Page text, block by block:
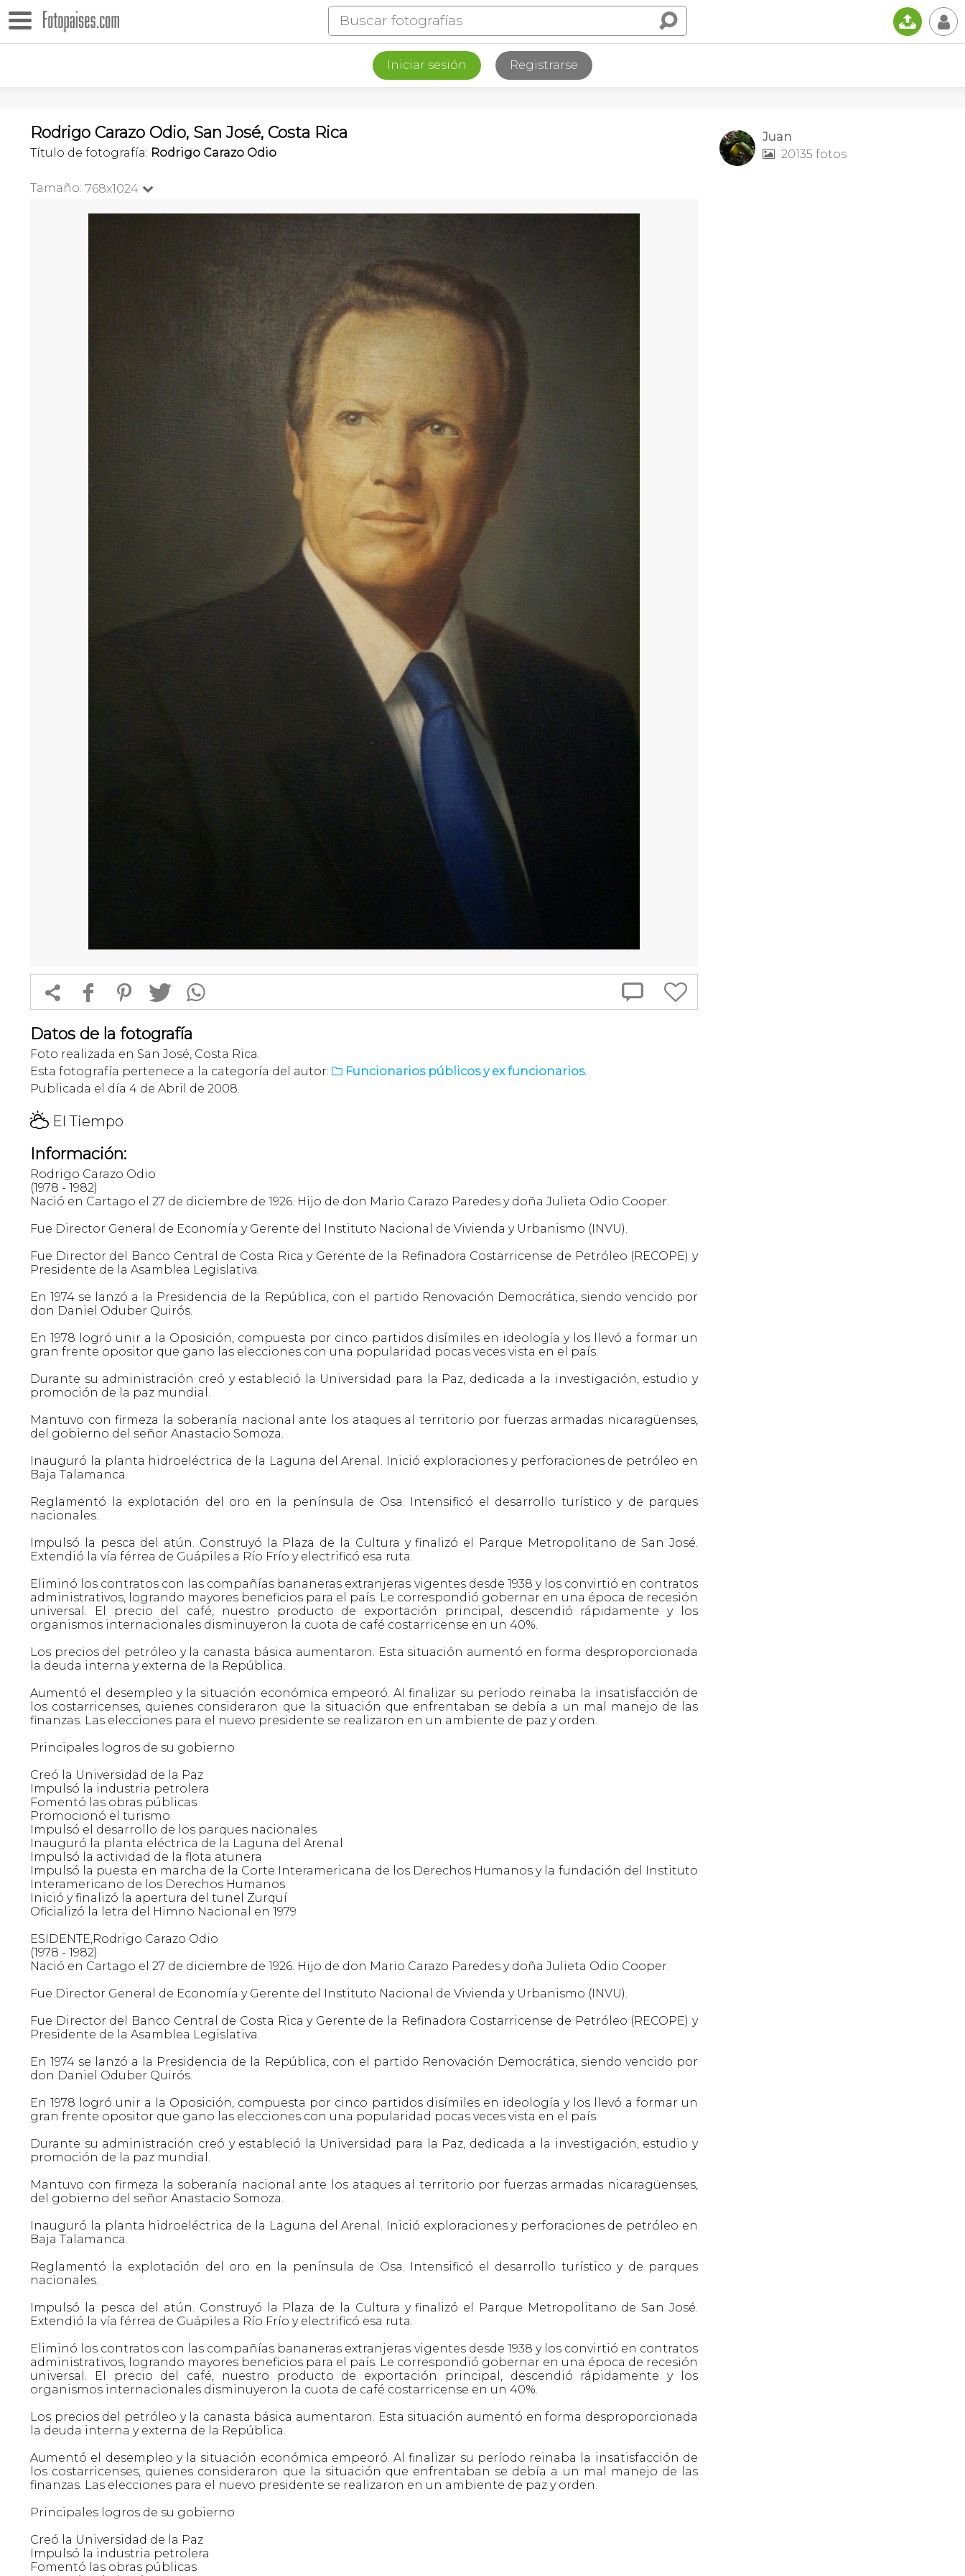
📤 👤
Iniciar sesión Registrarse
Rodrigo Carazo Odio, San José, Costa Rica
Título de fotografía: Rodrigo Carazo Odio
Tamaño: 768x1024 
 f 1 T  
Datos de la fotografía
Foto realizada en San José, Costa Rica.
Esta fotografía pertenece a la categoría del autor:  Funcionarios públicos y ex funcionarios.
Publicada el día 4 de Abril de 2008.
H El Tiempo
Información:
Rodrigo Carazo Odio
(1978 - 1982)
Nació en Cartago el 27 de diciembre de 1926. Hijo de don Mario Carazo Paredes y doña Julieta Odio Cooper.
Fue Director General de Economía y Gerente del Instituto Nacional de Vivienda y Urbanismo (INVU).
Fue Director del Banco Central de Costa Rica y Gerente de la Refinadora Costarricense de Petróleo (RECOPE) y
Presidente de la Asamblea Legislativa.
En 1974 se lanzó a la Presidencia de la República, con el partido Renovación Democrática, siendo vencido por
don Daniel Oduber Quirós.
En 1978 logró unir a la Oposición, compuesta por cinco partidos disímiles en ideología y los llevó a formar un
gran frente opositor que gano las elecciones con una popularidad pocas veces vista en el país.
Durante su administración creó y estableció la Universidad para la Paz, dedicada a la investigación, estudio y
promoción de la paz mundial.
Mantuvo con firmeza la soberanía nacional ante los ataques al territorio por fuerzas armadas nicaragüenses,
del gobierno del señor Anastacio Somoza.
Inauguró la planta hidroeléctrica de la Laguna del Arenal. Inició exploraciones y perforaciones de petróleo en
Baja Talamanca.
Reglamentó la explotación del oro en la península de Osa. Intensificó el desarrollo turístico y de parques
nacionales.
Impulsó la pesca del atún. Construyó la Plaza de la Cultura y finalizó el Parque Metropolitano de San José.
Extendió la vía férrea de Guápiles a Río Frío y electrificó esa ruta.
Eliminó los contratos con las compañías bananeras extranjeras vigentes desde 1938 y los convirtió en contratos
administrativos, logrando mayores beneficios para el país. Le correspondió gobernar en una época de recesión
universal. El precio del café, nuestro producto de exportación principal, descendió rápidamente y los
organismos internacionales disminuyeron la cuota de café costarricense en un 40%.
Los precios del petróleo y la canasta básica aumentaron. Esta situación aumentó en forma desproporcionada
la deuda interna y externa de la República.
Aumentó el desempleo y la situación económica empeoró. Al finalizar su período reinaba la insatisfacción de
los costarricenses, quienes consideraron que la situación que enfrentaban se debía a un mal manejo de las
finanzas. Las elecciones para el nuevo presidente se realizaron en un ambiente de paz y orden.
Principales logros de su gobierno
Creó la Universidad de la Paz
Impulsó la industria petrolera
Fomentó las obras públicas
Promocionó el turismo
Impulsó el desarrollo de los parques nacionales
Inauguró la planta eléctrica de la Laguna del Arenal
Impulsó la actividad de la flota atunera
Impulsó la puesta en marcha de la Corte Interamericana de los Derechos Humanos y la fundación del Instituto
Interamericano de los Derechos Humanos
Inició y finalizó la apertura del tunel Zurquí
Oficializó la letra del Himno Nacional en 1979
ESIDENTE,Rodrigo Carazo Odio
(1978 - 1982)
Nació en Cartago el 27 de diciembre de 1926. Hijo de don Mario Carazo Paredes y doña Julieta Odio Cooper.
Fue Director General de Economía y Gerente del Instituto Nacional de Vivienda y Urbanismo (INVU).
Fue Director del Banco Central de Costa Rica y Gerente de la Refinadora Costarricense de Petróleo (RECOPE) y
Presidente de la Asamblea Legislativa.
En 1974 se lanzó a la Presidencia de la República, con el partido Renovación Democrática, siendo vencido por
don Daniel Oduber Quirós.
En 1978 logró unir a la Oposición, compuesta por cinco partidos disímiles en ideología y los llevó a formar un
gran frente opositor que gano las elecciones con una popularidad pocas veces vista en el país.
Durante su administración creó y estableció la Universidad para la Paz, dedicada a la investigación, estudio y
promoción de la paz mundial.
Mantuvo con firmeza la soberanía nacional ante los ataques al territorio por fuerzas armadas nicaragüenses,
del gobierno del señor Anastacio Somoza.
Inauguró la planta hidroeléctrica de la Laguna del Arenal. Inició exploraciones y perforaciones de petróleo en
Baja Talamanca.
Reglamentó la explotación del oro en la península de Osa. Intensificó el desarrollo turístico y de parques
nacionales.
Impulsó la pesca del atún. Construyó la Plaza de la Cultura y finalizó el Parque Metropolitano de San José.
Extendió la vía férrea de Guápiles a Río Frío y electrificó esa ruta.
Eliminó los contratos con las compañías bananeras extranjeras vigentes desde 1938 y los convirtió en contratos
administrativos, logrando mayores beneficios para el país. Le correspondió gobernar en una época de recesión
universal. El precio del café, nuestro producto de exportación principal, descendió rápidamente y los
organismos internacionales disminuyeron la cuota de café costarricense en un 40%.
Los precios del petróleo y la canasta básica aumentaron. Esta situación aumentó en forma desproporcionada
la deuda interna y externa de la República.
Aumentó el desempleo y la situación económica empeoró. Al finalizar su período reinaba la insatisfacción de
los costarricenses, quienes consideraron que la situación que enfrentaban se debía a un mal manejo de las
finanzas. Las elecciones para el nuevo presidente se realizaron en un ambiente de paz y orden.
Principales logros de su gobierno
Creó la Universidad de la Paz
Impulsó la industria petrolera
Fomentó las obras públicas
Juan
 20135 fotos